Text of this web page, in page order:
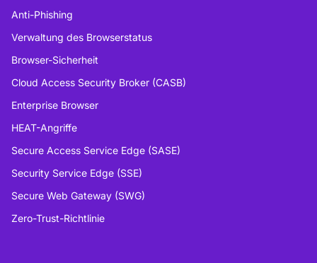
Anti-Phishing
Verwaltung des Browserstatus
Browser-Sicherheit
Cloud Access Security Broker (CASB)
Enterprise Browser
HEAT-Angriffe
Secure Access Service Edge (SASE)
Security Service Edge (SSE)
Secure Web Gateway (SWG)
Zero-Trust-Richtlinie